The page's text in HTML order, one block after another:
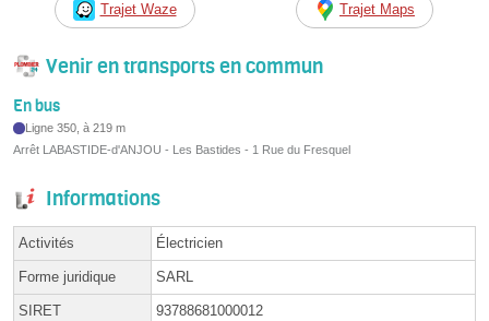
Trajet Waze Trajet Maps
Venir en transports en commun
En bus
Ligne 350, à 219 m
Arrêt LABASTIDE-d'ANJOU - Les Bastides - 1 Rue du Fresquel
Informations
Activités Électricien
Forme juridique SARL
SIRET 93788681000012